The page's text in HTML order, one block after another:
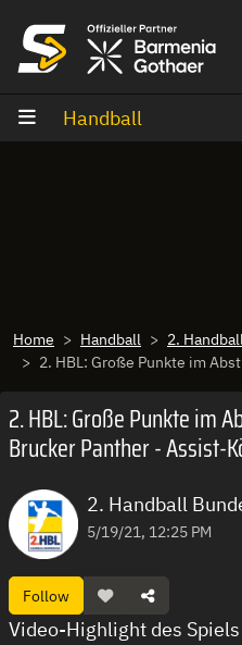
Handball
Home Handball
2.
2. HBL: Große Punkte im Abstiegskampf für
2. HBL: Große Punkte im
Brucker Panther - Assist-
2. Handball
5/19/21, 12:25 PM
Follow
Video-Highlight des Spiels